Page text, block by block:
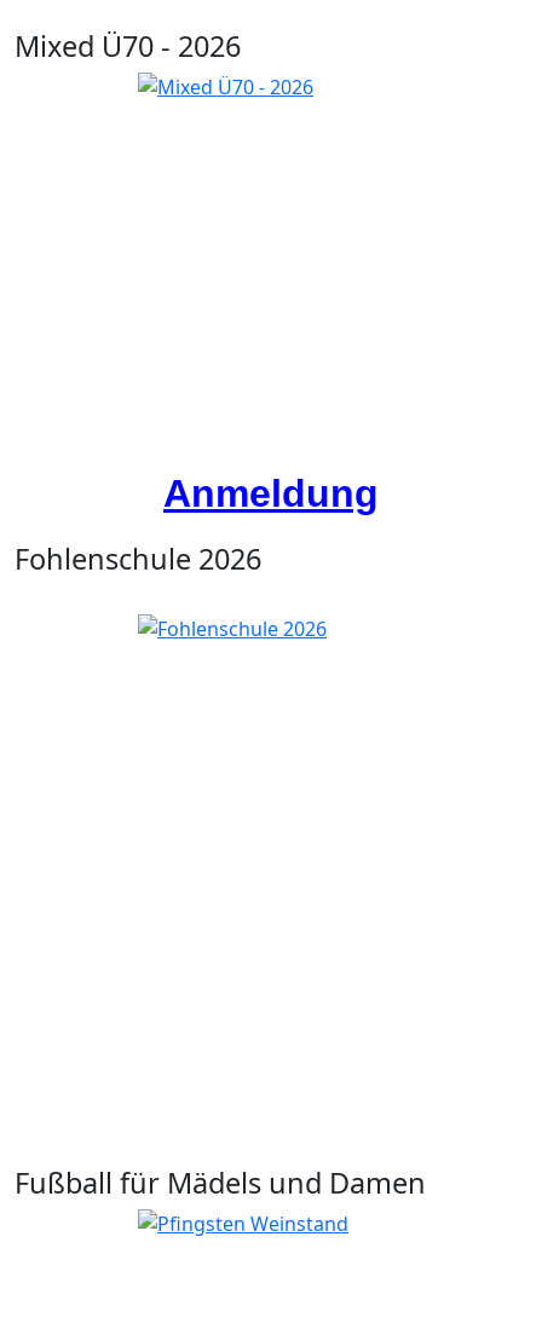
Mixed Ü70 - 2026
Anmeldung
Fohlenschule 2026
Fußball für Mädels und Damen